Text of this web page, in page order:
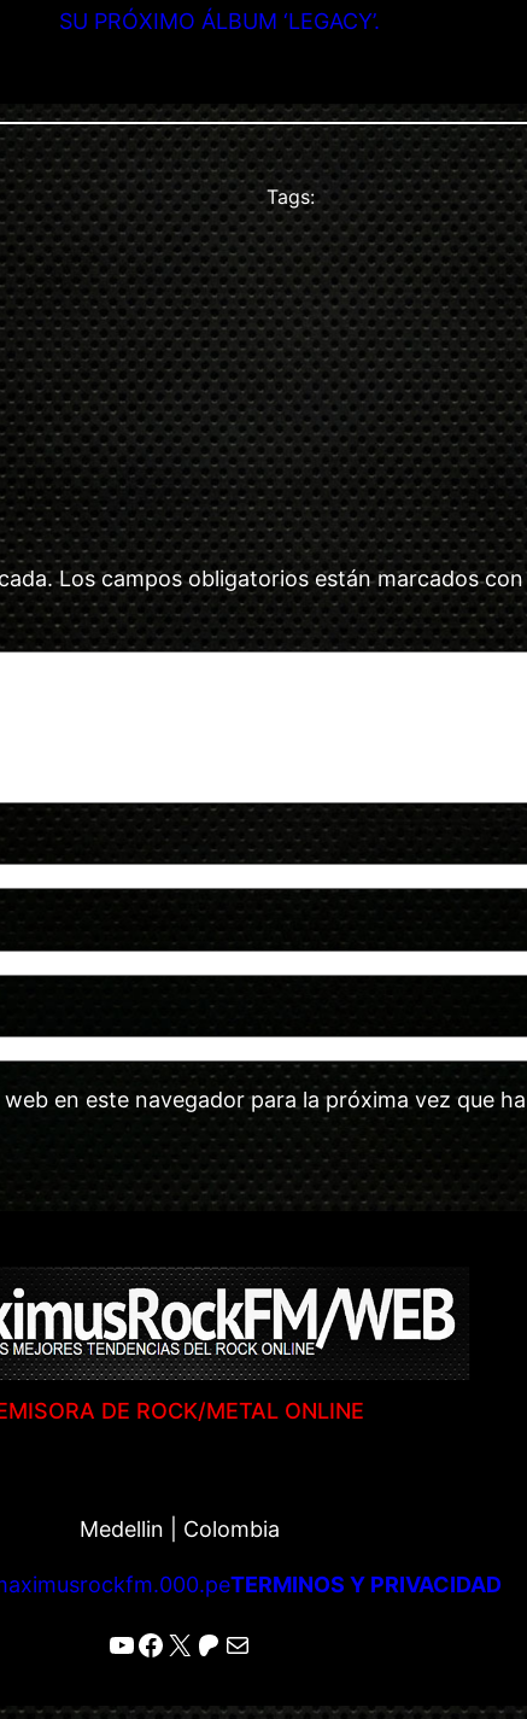
SU PRÓXIMO ÁLBUM ‘LEGACY’.
Tags:
Los campos obligatorios están marcados
en este navegador para la próxima vez que
DE ROCK/METAL ONLINE
Medellin | Colombia
TERMINOS Y PRIVACIDAD
YouTube
Facebook
X Patreon
Correo electrónico